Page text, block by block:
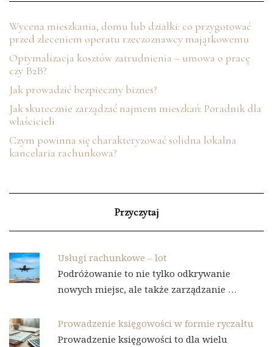
Wycena mieszkania, domu lub działki: co przygotować
przed zleceniem operatu rzeczoznawcy majątkowemu
Optymalizacja kosztów zatrudnienia – umowa o pracę
czy B2B?
Jak prowadzić bezpieczny biznes?
Jak skutecznie zarządzać najmem mieszkań: Poradnik dla
właścicieli
Czym powinna się charakteryzować solidna lokalna
kancelaria rachunkowa?
Przyczytaj
Usługi rachunkowe – lot
Podróżowanie to nie tylko odkrywanie
nowych miejsc, ale także zarządzanie …
Prowadzenie księgowości w formie ryczałtu
Prowadzenie księgowości to dla wielu